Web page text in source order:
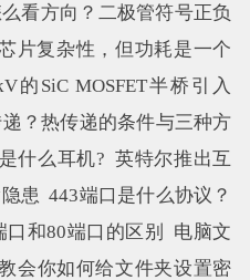
看方向？二极管符号正负
片复杂性，但功耗是一个
的SiC MOSFET半桥引入
？热传递的条件与三种方
什么耳机? 英特尔推出互
患 443端口是什么协议？
和80端口的区别
电脑文
会你如何给文件夹设置密